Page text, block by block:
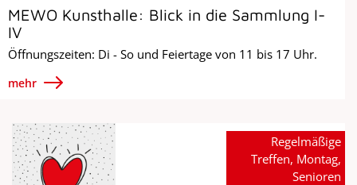
MEWO Kunsthalle: Blick in die Sammlung I-
IV
Öffnungszeiten: Di - So und Feiertage von 11 bis 17 Uhr.
mehr
Regelmäßige
Treffen, Montag,
Senioren